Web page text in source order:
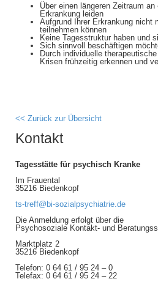
Über einen längeren Zeitraum
Erkrankung leiden
Aufgrund Ihrer Erkrankung nicht
teilnehmen können
Keine Tagesstruktur haben und
Sich sinnvoll beschäftigen
Durch individuelle
Krisen frühzeitig erkennen und
<< Zurück zur Übersicht
Kontakt
Tagesstätte für psychisch Kranke
Im Frauental
35216 Biedenkopf
ts-treff@bi-sozialpsychiatrie.de
Die Anmeldung erfolgt über die
Psychosoziale Kontakt- und
Marktplatz 2
35216 Biedenkopf
Telefon: 0 64 61 / 95 24 – 0
Telefax: 0 64 61 / 95 24 – 22